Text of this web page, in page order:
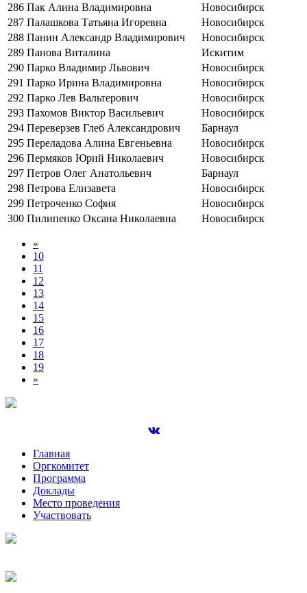
286 Пак Алина Владимировна
Новосибирск
287 Палашкова Татьяна Игоревна
Новосибирск
288 Панин Александр Владимирович
Новосибирск
289 Панова Виталина
Искитим
290 Парко Владимир Львович
Новосибирск
291 Парко Ирина Владимировна
Новосибирск
292 Парко Лев Вальтерович
Новосибирск
293 Пахомов Виктор Васильевич
Новосибирск
294 Переверзев Глеб Александрович
Барнаул
295 Переладова Алина Евгеньевна
Новосибирск
296 Пермяков Юрий Николаевич
Новосибирск
297 Петров Олег Анатольевич
Барнаул
298 Петрова Елизавета
Новосибирск
299 Петроченко София
Новосибирск
300 Пилипенко Оксана Николаевна Новосибирск
«
10
11
12
13
14
15
16
17
18
19
»
Главная
Оргкомитет
Программа
Доклады
Место проведения
Участвовать